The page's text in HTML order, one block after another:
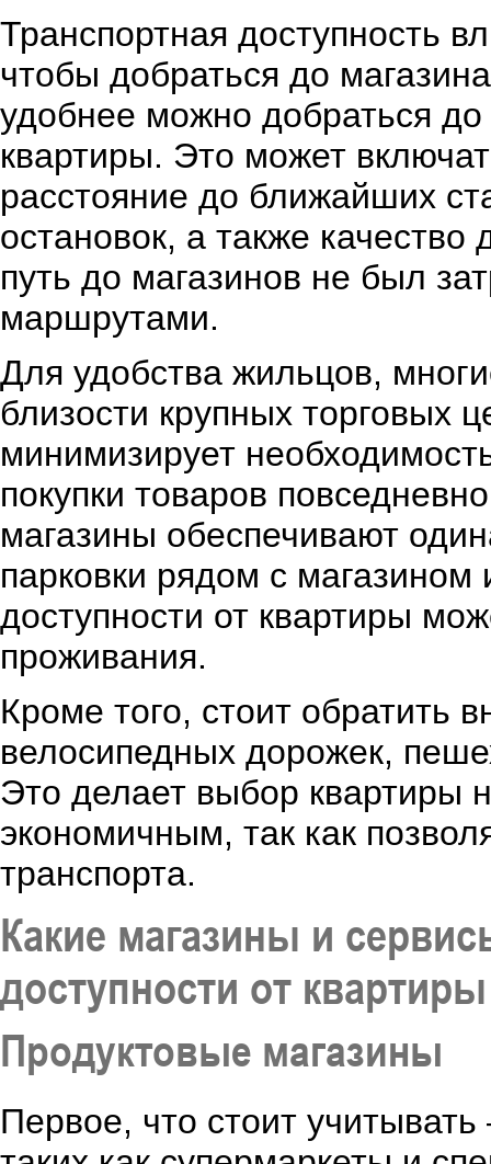
Транспортная доступность
чтобы добраться до
удобнее можно добраться
квартиры. Это может
расстояние до ближайших
остановок, а также
путь до магазинов не был
маршрутами.
Для удобства жильцов,
близости крупных торговых
минимизирует
покупки товаров
магазины обеспечивают
парковки рядом с
доступности от квартиры
проживания.
Кроме того, стоит обратить
велосипедных дорожек,
Это делает выбор квартиры
экономичным, так как
транспорта.
Какие магазины и
доступности от квартиры
Продуктовые магазины
Первое, что стоит